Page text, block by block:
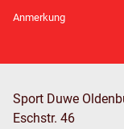
Anmerkung
Sport Duwe
Eschstr. 46